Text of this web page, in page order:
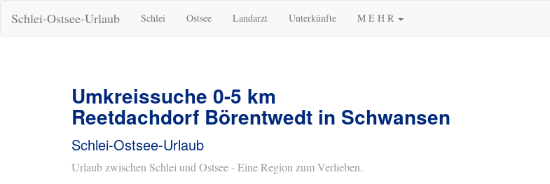
Schlei-Ostsee-Urlaub Schlei Ostsee Landarzt Unterkünfte M E H R
Umkreissuche 0-5 km
Reetdachdorf Börentwedt in Schwansen
Schlei-Ostsee-Urlaub
Urlaub zwischen Schlei und Ostsee - Eine Region zum Verlieben.